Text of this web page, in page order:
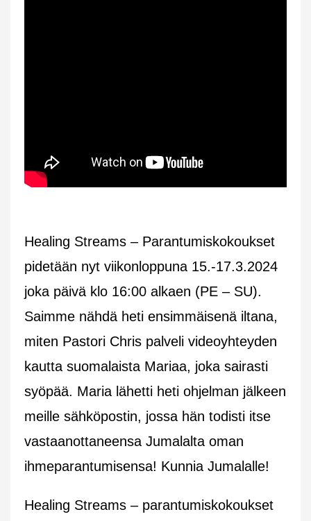
Healing Streams – Parantumiskokoukset
pidetään nyt viikonloppuna 15.-17.3.2024
joka päivä klo 16:00 alkaen (PE – SU).
Saimme nähdä heti ensimmäisenä iltana,
miten Pastori Chris palveli videoyhteyden
kautta suomalaista Mariaa, joka sairasti
syöpää. Maria lähetti heti ohjelman jälkeen
meille sähköpostin, jossa hän todisti itse
vastaanottaneensa Jumalalta oman
ihmeparantumisensa! Kunnia Jumalalle!
Healing Streams – parantumiskokoukset